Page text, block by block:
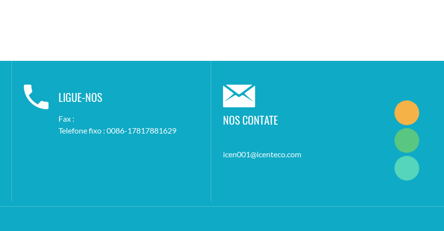
LIGUE-NOS
Fax :
Telefone fixo : 0086-17817881629
NOS CONTATE
icen001@icenteco.com